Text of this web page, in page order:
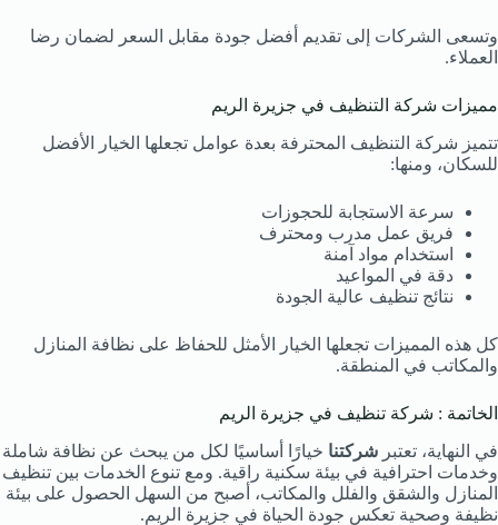
وتسعى الشركات إلى تقديم أفضل جودة مقابل السعر لضمان رضا
العملاء.
مميزات شركة التنظيف في جزيرة الريم
تتميز شركة التنظيف المحترفة بعدة عوامل تجعلها الخيار الأفضل
للسكان، ومنها:
سرعة الاستجابة للحجوزات
فريق عمل مدرب ومحترف
استخدام مواد آمنة
دقة في المواعيد
نتائج تنظيف عالية الجودة
كل هذه المميزات تجعلها الخيار الأمثل للحفاظ على نظافة المنازل
والمكاتب في المنطقة.
الخاتمة : شركة تنظيف في جزيرة الريم
في النهاية، تعتبر شركتنا خيارًا أساسيًا لكل من يبحث عن نظافة شاملة
وخدمات احترافية في بيئة سكنية راقية. ومع تنوع الخدمات بين تنظيف
المنازل والشقق والفلل والمكاتب، أصبح من السهل الحصول على بيئة
نظيفة وصحية تعكس جودة الحياة في جزيرة الريم.